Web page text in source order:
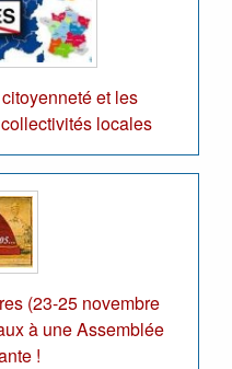
et les
locales
(23-25 novembre
à une Assemblée
!